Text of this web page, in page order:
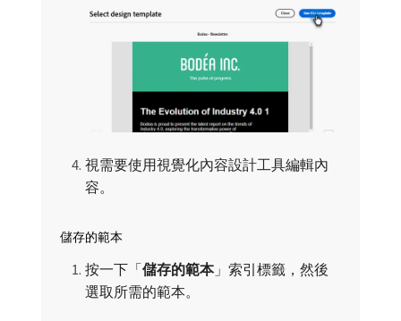
視需要使用視覺化內容設計工具編輯內
容。
儲存的範本
按一下「儲存的範本」索引標籤，然後
選取所需的範本。